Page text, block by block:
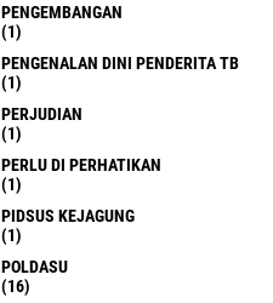
PENGEMBANGAN
(1)
PENGENALAN DINI PENDERITA TB
(1)
PERJUDIAN
(1)
PERLU DI PERHATIKAN
(1)
PIDSUS KEJAGUNG
(1)
POLDASU
(16)